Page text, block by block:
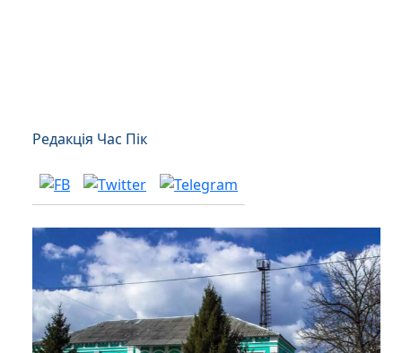
Редакція Час Пік